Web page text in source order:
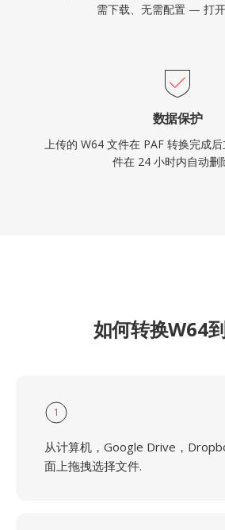
需下载、无需配置 — 打开
数据保护
上传的 W64 文件在 PAF 转换完成
件在 24 小时内自动删
如何转换W64
1
从计算机，Google Drive，
面上拖拽选择文件.